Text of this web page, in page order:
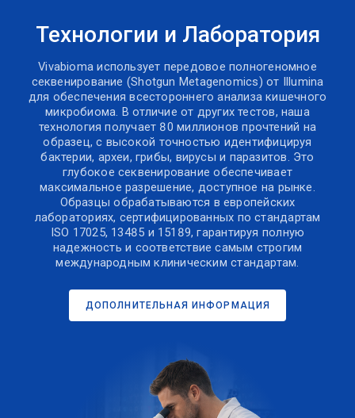
Технологии и Лаборатория
Vivabioma использует передовое полногеномное
секвенирование (Shotgun Metagenomics) от Illumina
для обеспечения всестороннего анализа кишечного
микробиома. В отличие от других тестов, наша
технология получает 80 миллионов прочтений на
образец, с высокой точностью идентифицируя
бактерии, археи, грибы, вирусы и паразитов. Это
глубокое секвенирование обеспечивает
максимальное разрешение, доступное на рынке.
Образцы обрабатываются в европейских
лабораториях, сертифицированных по стандартам
ISO 17025, 13485 и 15189, гарантируя полную
надежность и соответствие самым строгим
международным клиническим стандартам.
ДОПОЛНИТЕЛЬНАЯ ИНФОРМАЦИЯ